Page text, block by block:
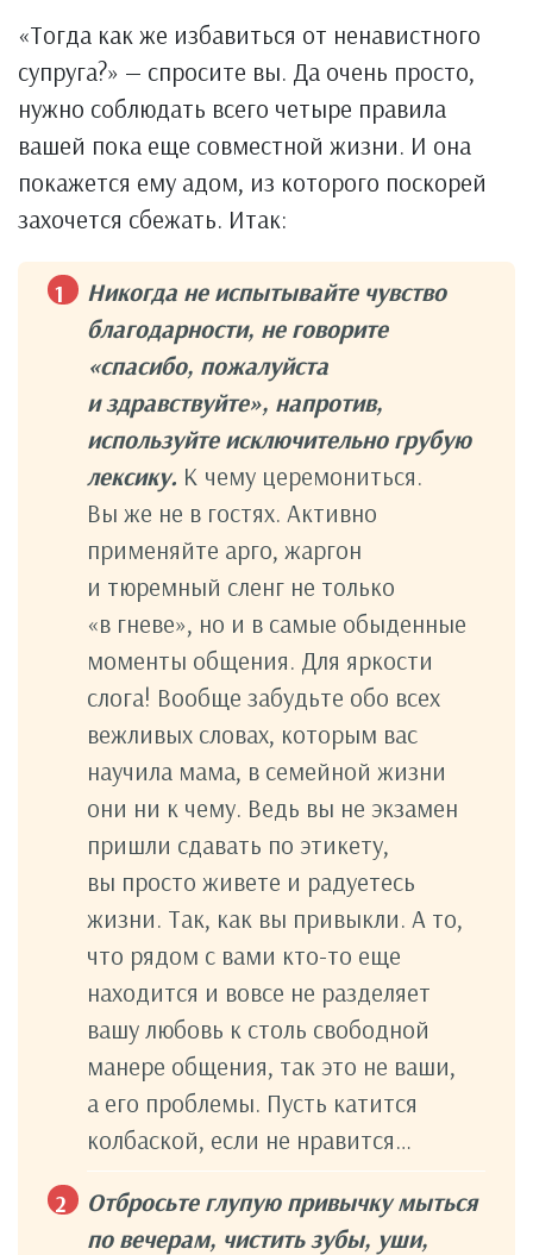
«Тогда как же избавиться от ненавистного
супруга?» — спросите вы. Да очень просто,
нужно соблюдать всего четыре правила
вашей пока еще совместной жизни. И она
покажется ему адом, из которого поскорей
захочется сбежать. Итак:
Никогда не испытывайте чувство
благодарности, не говорите
«спасибо, пожалуйста
и здравствуйте», напротив,
используйте исключительно грубую
лексику. К чему церемониться.
Вы же не в гостях. Активно
применяйте арго, жаргон
и тюремный сленг не только
«в гневе», но и в самые обыденные
моменты общения. Для яркости
слога! Вообще забудьте обо всех
вежливых словах, которым вас
научила мама, в семейной жизни
они ни к чему. Ведь вы не экзамен
пришли сдавать по этикету,
вы просто живете и радуетесь
жизни. Так, как вы привыкли. А то,
что рядом с вами кто-то еще
находится и вовсе не разделяет
вашу любовь к столь свободной
манере общения, так это не ваши,
а его проблемы. Пусть катится
колбаской, если не нравится…
Отбросьте глупую привычку мыться
по вечерам, чистить зубы, уши,